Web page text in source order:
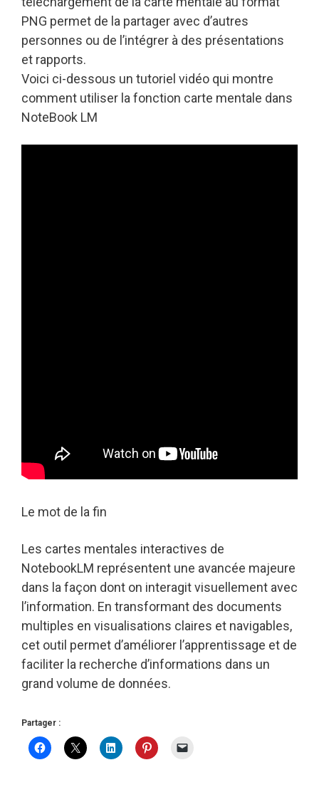
PNG permet de la partager avec d’autres
personnes ou de l’intégrer à des présentations
et rapports.
Voici ci-dessous un tutoriel vidéo qui montre
comment utiliser la fonction carte mentale dans
NoteBook LM
Le mot de la fin
Les cartes mentales interactives de
NotebookLM représentent une avancée majeure
dans la façon dont on interagit visuellement avec
l’information. En transformant des documents
multiples en visualisations claires et navigables,
cet outil permet d’améliorer l’apprentissage et de
faciliter la recherche d’informations dans un
grand volume de données.
Partager :